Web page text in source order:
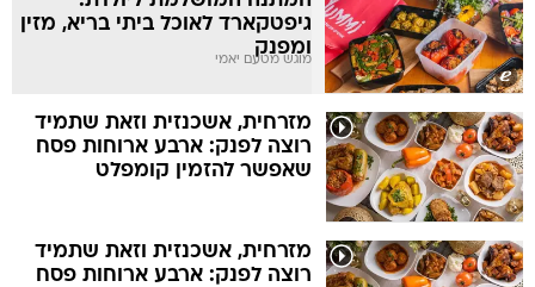
גיפטקארד לאוכל ביתי בריא, מזין
ומפנק
מוגש מטעם יאמי
מזרחית, אשכנזית וזאת שתמיד
רוצה לפנק: ארבע ארוחות פסח
שאפשר להזמין קומפלט
מזרחית, אשכנזית וזאת שתמיד
רוצה לפנק: ארבע ארוחות פסח